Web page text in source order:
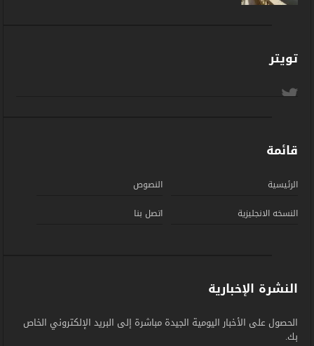
تويتر
قائمة
الرئيسية
النصوص
النسخه الانجليزية
اتصل بنا
النشرة الإخبارية
الحصول على الأخبار اليومية الجيدة مباشرة إلى البريد الإلكتروني الخاص
بك.